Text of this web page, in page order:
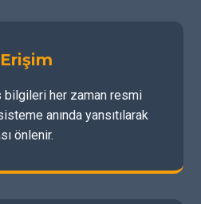
her zaman resmi
anında yansıtılarak
önlenir.